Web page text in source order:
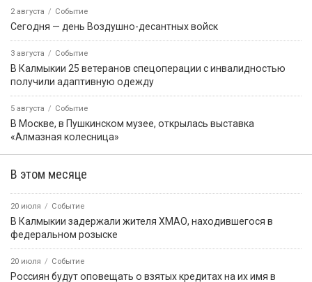
2 августа Событие
Сегодня — день Воздушно-десантных войск
3 августа Событие
В Калмыкии 25 ветеранов спецоперации с инвалидностью
получили адаптивную одежду
5 августа Событие
В Москве, в Пушкинском музее, открылась выставка
«Алмазная колесница»
В этом месяце
20 июля Событие
В Калмыкии задержали жителя ХМАО, находившегося в
федеральном розыске
20 июля Событие
Россиян будут оповещать о взятых кредитах на их имя в